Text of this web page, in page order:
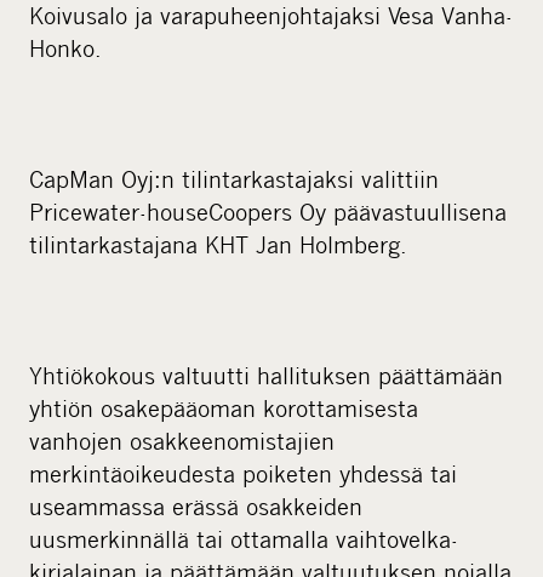
Koivusalo ja varapuheenjohtajaksi Vesa Vanha-
Honko.
CapMan Oyj:n tilintarkastajaksi valittiin
Pricewater-houseCoopers Oy päävastuullisena
tilintarkastajana KHT Jan Holmberg.
Yhtiökokous valtuutti hallituksen päättämään
yhtiön osakepääoman korottamisesta
vanhojen osakkeenomistajien
merkintäoikeudesta poiketen yhdessä tai
useammassa erässä osakkeiden
uusmerkinnällä tai ottamalla vaihtovelka-